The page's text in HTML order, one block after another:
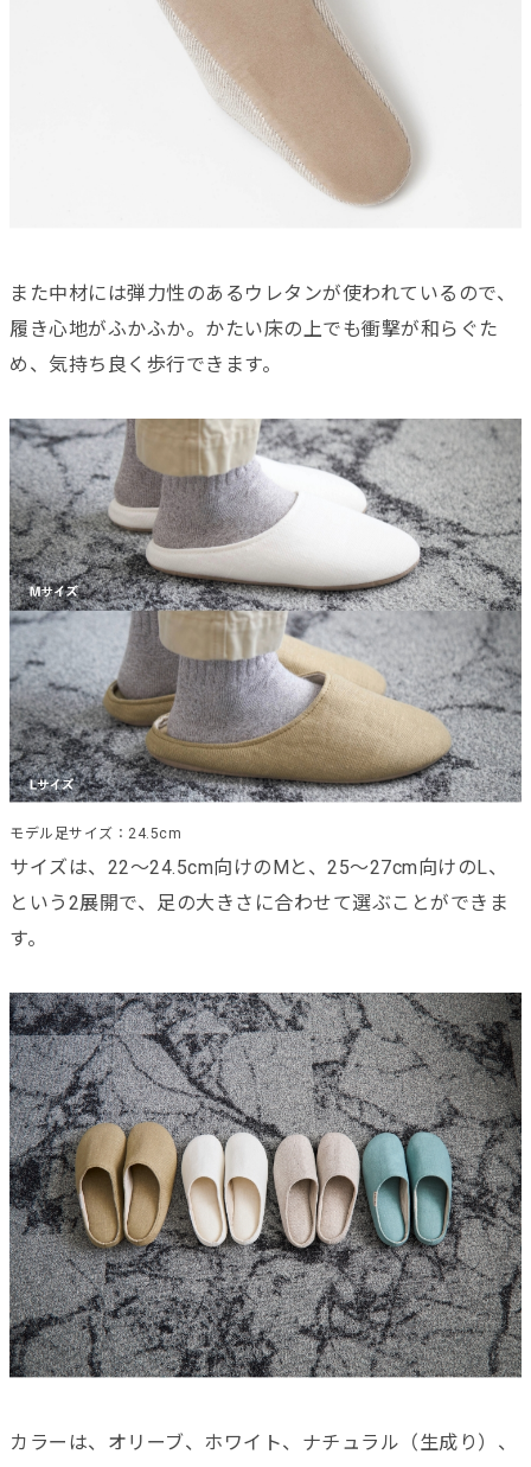
また中材には弾力性のあるウレタンが使われているので、
履き心地がふかふか。かたい床の上でも衝撃が和らぐた
め、気持ち良く歩行できます。
モデル足サイズ：24.5cm
サイズは、22〜24.5cm向けのMと、25〜27cm向けのL、
という2展開で、足の大きさに合わせて選ぶことができま
す。
カラーは、オリーブ、ホワイト、ナチュラル（生成り）、